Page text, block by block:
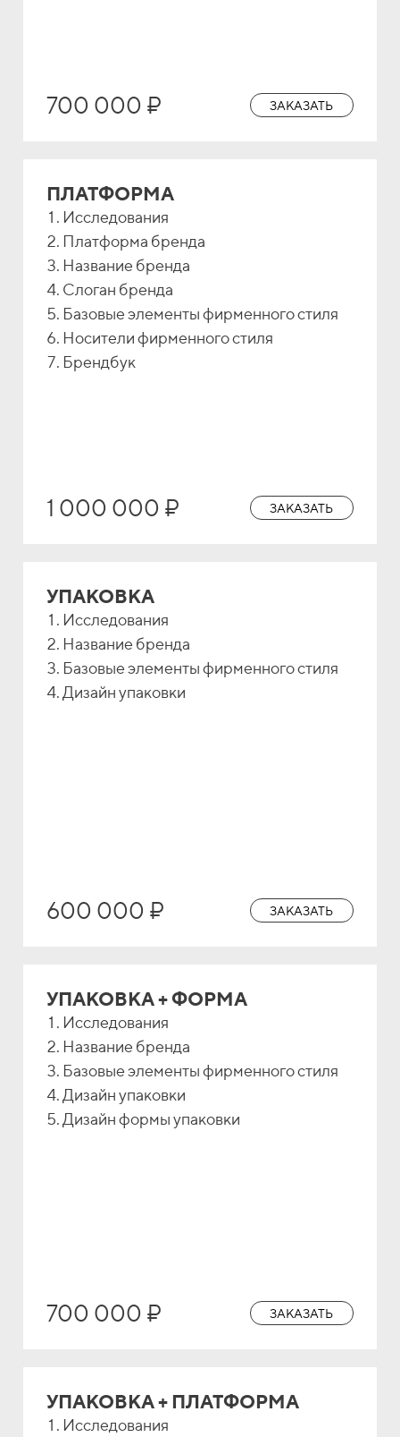
700 000 ₽ ЗАКАЗАТЬ
ПЛАТФОРМА
Исследования
Платформа бренда
Название бренда
Слоган бренда
Базовые элементы фирменного стиля
Носители фирменного стиля
Брендбук
1 000 000 ₽ ЗАКАЗАТЬ
УПАКОВКА
Исследования
Название бренда
Базовые элементы фирменного стиля
Дизайн упаковки
600 000 ₽ ЗАКАЗАТЬ
УПАКОВКА + ФОРМА
Исследования
Название бренда
Базовые элементы фирменного стиля
Дизайн упаковки
Дизайн формы упаковки
700 000 ₽ ЗАКАЗАТЬ
УПАКОВКА + ПЛАТФОРМА
Исследования